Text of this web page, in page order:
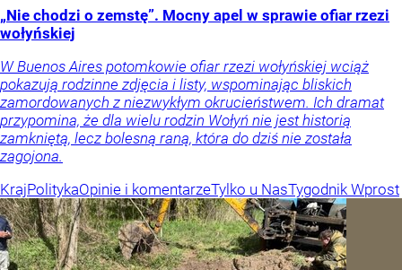
„Nie chodzi o zemstę”. Mocny apel w sprawie ofiar rzezi
wołyńskiej
W Buenos Aires potomkowie ofiar rzezi wołyńskiej wciąż
pokazują rodzinne zdjęcia i listy, wspominając bliskich
zamordowanych z niezwykłym okrucieństwem. Ich dramat
przypomina, że dla wielu rodzin Wołyń nie jest historią
zamkniętą, lecz bolesną raną, która do dziś nie została
zagojona.
KrajPolitykaOpinie i komentarzeTylko u NasTygodnik Wprost